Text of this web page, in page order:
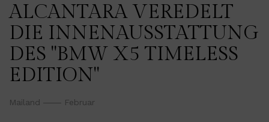
ALCANTARA VEREDELT
DIE INNENAUSSTATTUNG
DES "BMW X5 TIMELESS
EDITION"
Mailand Februar